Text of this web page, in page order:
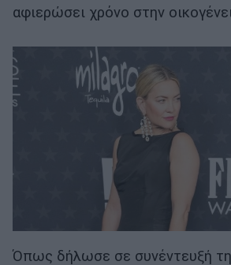
αφιερώσει χρόνο στην
Όπως δήλωσε σε συνέντευξή